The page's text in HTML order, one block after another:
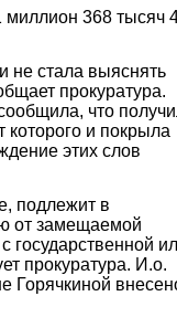
миллион 368 тысяч
не стала выяснять
прокуратура.
что
которого и покрыла
этих слов
подлежит в
от замещаемой
государственной
прокуратура. И.о.
Горячкиной